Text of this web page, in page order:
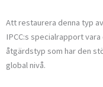
Att restaurera denna typ
IPCC:s specialrapport
åtgärdstyp som har den
global nivå.